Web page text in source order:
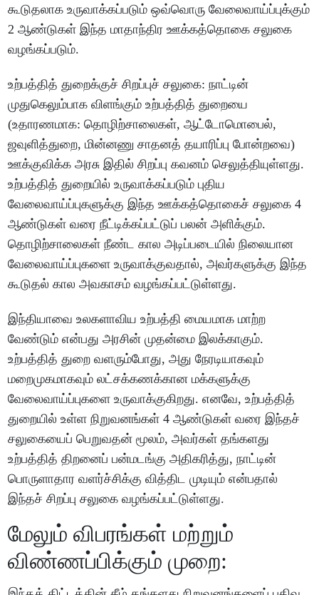
கூடுதலாக உருவாக்கப்படும் ஒவ்வொரு வேலைவாய்ப்புக்கும்
2 ஆண்டுகள் இந்த மாதாந்திர ஊக்கத்தொகை சலுகை
வழங்கப்படும்.
உற்பத்தித் துறைக்குச் சிறப்புச் சலுகை: நாட்டின்
முதுகெலும்பாக விளங்கும் உற்பத்தித் துறையை
(உதாரணமாக: தொழிற்சாலைகள், ஆட்டோமொபைல்,
ஜவுளித்துறை, மின்னணு சாதனத் தயாரிப்பு போன்றவை)
ஊக்குவிக்க அரசு இதில் சிறப்பு கவனம் செலுத்தியுள்ளது.
உற்பத்தித் துறையில் உருவாக்கப்படும் புதிய
வேலைவாய்ப்புகளுக்கு இந்த ஊக்கத்தொகைச் சலுகை 4
ஆண்டுகள் வரை நீட்டிக்கப்பட்டுப் பலன் அளிக்கும்.
தொழிற்சாலைகள் நீண்ட கால அடிப்படையில் நிலையான
வேலைவாய்ப்புகளை உருவாக்குவதால், அவர்களுக்கு இந்த
கூடுதல் கால அவகாசம் வழங்கப்பட்டுள்ளது.
இந்தியாவை உலகளாவிய உற்பத்தி மையமாக மாற்ற
வேண்டும் என்பது அரசின் முதன்மை இலக்காகும்.
உற்பத்தித் துறை வளரும்போது, அது நேரடியாகவும்
மறைமுகமாகவும் லட்சக்கணக்கான மக்களுக்கு
வேலைவாய்ப்புகளை உருவாக்குகிறது. எனவே, உற்பத்தித்
துறையில் உள்ள நிறுவனங்கள் 4 ஆண்டுகள் வரை இந்தச்
சலுகையைப் பெறுவதன் மூலம், அவர்கள் தங்களது
உற்பத்தித் திறனைப் பன்மடங்கு அதிகரித்து, நாட்டின்
பொருளாதார வளர்ச்சிக்கு வித்திட முடியும் என்பதால்
இந்தச் சிறப்பு சலுகை வழங்கப்பட்டுள்ளது.
மேலும் விபரங்கள் மற்றும்
விண்ணப்பிக்கும் முறை: